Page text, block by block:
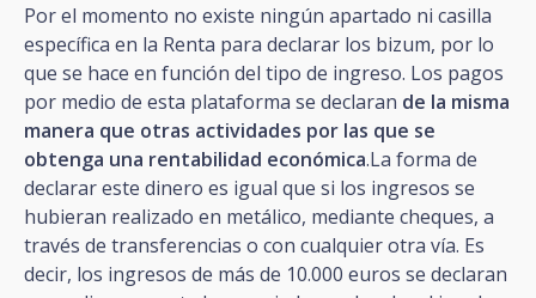
Por el momento no existe ningún apartado ni casilla
específica en la Renta para declarar los bizum, por lo
que se hace en función del tipo de ingreso. Los pagos
por medio de esta plataforma se declaran de la misma
manera que otras actividades por las que se
obtenga una rentabilidad económica.La forma de
declarar este dinero es igual que si los ingresos se
hubieran realizado en metálico, mediante cheques, a
través de transferencias o con cualquier otra vía. Es
decir, los ingresos de más de 10.000 euros se declaran